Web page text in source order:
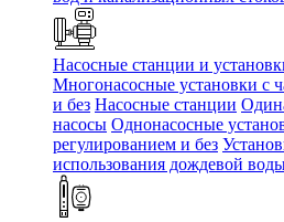
Насосные станции и
Многонасосные установки с
и без Насосные станции
насосы Однонасосные
регулированием и без
использования дождевой